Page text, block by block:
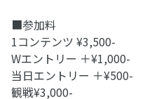
■参加料
1コンテンツ ¥3,500-
Wエントリー ＋¥1,000-
当日エントリー ＋¥500-
観戦¥3,000-